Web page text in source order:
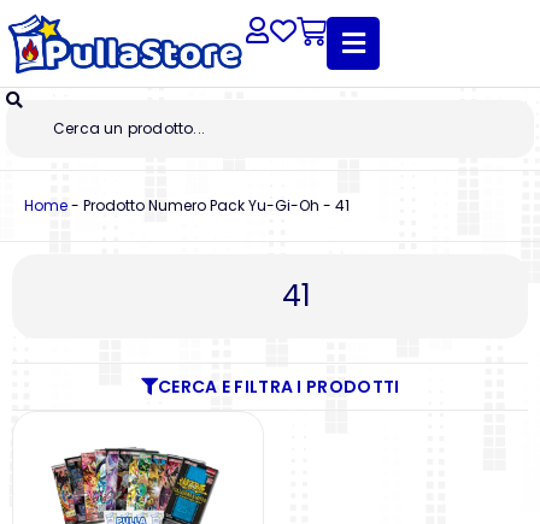
Home- Prodotto Numero Pack Yu-Gi-Oh - 41
41
CERCA E FILTRA I PRODOTTI